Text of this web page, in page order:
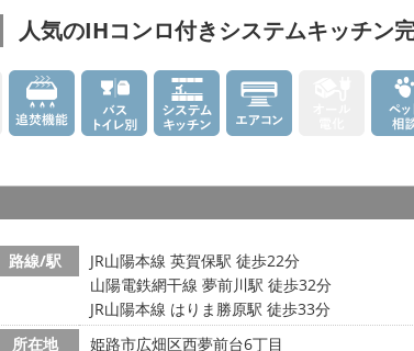
人気のIHコンロ付きシステムキッチ
路線/駅
JR山陽本線 英賀保駅 徒歩22分
山陽電鉄網干線 夢前川駅 徒歩32分
JR山陽本線 はりま勝原駅 徒歩33分
所在地
姫路市広畑区西夢前台6丁目